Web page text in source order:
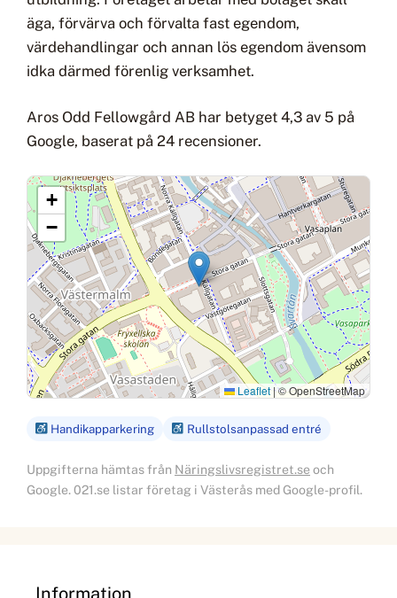
äga, förvärva och förvalta fast egendom,
värdehandlingar och annan lös egendom ävensom
idka därmed förenlig verksamhet.
Aros Odd Fellowgård AB har betyget 4,3 av 5 på
Google, baserat på 24 recensioner.
+
−
Leaflet |© OpenStreetMap
Handikapparkering Rullstolsanpassad entré
Uppgifterna hämtas från Näringslivsregistret.se och
Google. 021.se listar företag i Västerås med Google-profil.
Information